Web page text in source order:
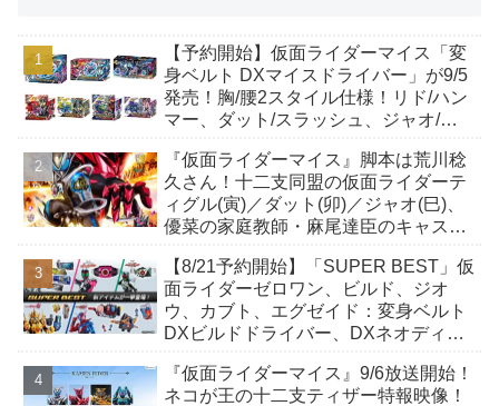
【予約開始】仮面ライダーマイス「変
身ベルト DXマイスドライバー」が9/5
発売！胸/腰2スタイル仕様！リド/ハン
マー、ダット/スラッシュ、ジャオ/バ
も！
『仮面ライダーマイス』脚本は荒川稔
久さん！十二支同盟の仮面ライダーテ
ィグル(寅)／ダット(卯)／ジャオ(巳)、
優菜の家庭教師・麻尾達臣のキャスト
んも変身！
【8/21予約開始】「SUPER BEST」仮
面ライダーゼロワン、ビルド、ジオ
ウ、カブト、エグゼイド：変身ベルト
DXビルドドライバー、DXネオディケ
か12点！
『仮面ライダーマイス』9/6放送開始！
ネコが王の十二支ティザー特報映像！